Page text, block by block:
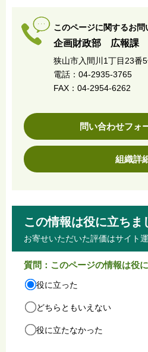
このページに関するお問
企画財政部 広報課
狭山市入間川1丁目23番
電話：04-2935-3765
FAX：04-2954-6262
問い合わせフォ
組織詳
この情報は役に立ちま
お寄せいただいた評価はサイト
質問：このページの情報は役
役に立った
どちらともいえない
役に立たなかった